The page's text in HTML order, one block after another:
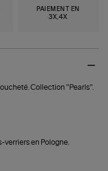
PAIEMENT EN
3X,4X
Collection "Pearls".
verriers en Pologne.